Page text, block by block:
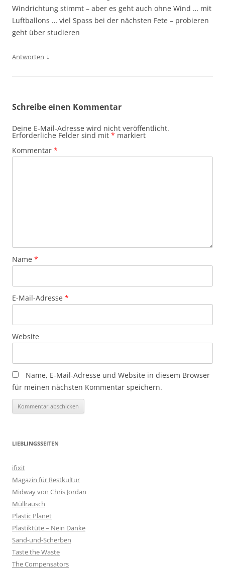
Windrichtung stimmt – aber es geht auch ohne Wind … mit
Luftballons … viel Spass bei der nächsten Fete – probieren
geht über studieren
Antworten ↓
Schreibe einen Kommentar
Deine E-Mail-Adresse wird nicht veröffentlicht.
Erforderliche Felder sind mit * markiert
Kommentar *
Name *
E-Mail-Adresse *
Website
Name, E-Mail-Adresse und Website in diesem Browser
für meinen nächsten Kommentar speichern.
LIEBLINGSSEITEN
ifixit
Magazin für Restkultur
Midway von Chris Jordan
Müllrausch
Plastic Planet
Plastiktüte – Nein Danke
Sand-und-Scherben
Taste the Waste
The Compensators